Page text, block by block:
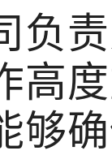
负
高
够